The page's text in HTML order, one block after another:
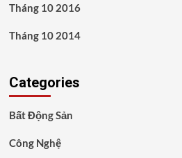
Tháng 10 2016
Tháng 10 2014
Categories
Bất Động Sản
Công Nghệ